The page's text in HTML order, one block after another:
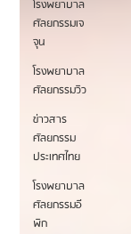
โรงพยาบาล
ศัลยกรรมเจ
จุน
โรงพยาบาล
ศัลยกรรมวิว
ข่าวสาร
ศัลยกรรม
ประเทศไทย
โรงพยาบาล
ศัลยกรรมอี
พิก